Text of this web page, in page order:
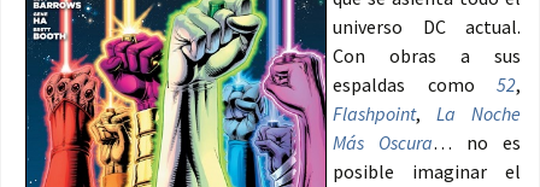
universo DC actual.
Con obras a sus
espaldas como 52,
Flashpoint, La Noche
Más Oscura… no es
posible imaginar el